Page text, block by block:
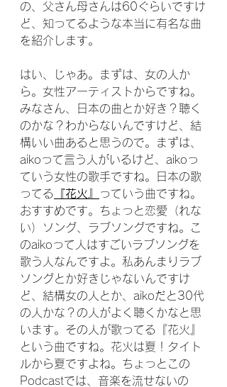
の、父さん母さんは60ぐらいですけ
ど、知ってるような本当に有名な曲
を紹介します。
はい、じゃあ。まずは、女の人か
ら。女性アーティストからですね。
みなさん、日本の曲とか好き？聴く
のかな？わからないんですけど、結
構いい曲あると思うので。まずは、
aikoって言う人がいるけど、aikoっ
ていう女性の歌手ですね。日本の歌
ってる 『花火』
っていう曲ですね。
おすすめです。ちょっと恋愛（れな
い）ソング、ラブソングですね。こ
のaikoって人はすごいラブソングを
歌う人なんですよ。私あんまりラブ
ソングとか好きじゃないんですけ
ど、結構女の人とか、aikoだと30代
の人かな？の人がよく聴くかなと思
います。その人が歌ってる『花火』
という曲ですね。花火は夏！タイト
ルから夏ですよね。ちょっとこの
Podcastでは、音楽を流せないの